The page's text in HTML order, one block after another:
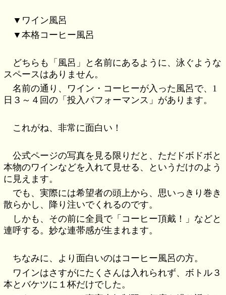
▼ワイン風呂
▼本格コーヒー風呂
どちらも「風呂」と名前にあるように、泳ぐような
スペースはありません。
名前の通り、ワイン・コーヒーが入った風呂で、1
日３～４回の「投入パフォーマンス」があります。
これがね、非常に面白い！
公式ページの写真を見る限りだと、ただドボドボと
本物のワインなどを入れて見せる、というだけのよう
に見えます。
でも、実際には希望者の頭上から、思いっきり巻き
散らかし、降り注いでくれるのです。
しかも、その前に全員で「コーヒー頂戴！」などと
連呼する。妙な連帯感が生まれます。
ちなみに、より面白いのはコーヒー風呂の方。
ワインはさすがにたくさんは入れられず、ボトル３
本とバケツに１杯だけでした。